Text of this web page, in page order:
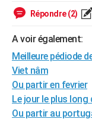
Destinations
City break
Voyage nature
Voyage de noces
Forum
Climat
PHOTO
GUIDES D'ACHAT
BONS PLANS
CARTE DE VOEUX
Carte de Noël
Carte Bonne année
Carte Saint-Valentin
Carte Pâques
Carte d'anniversaire
DICTIONNAIRE
Répondre (2)
A voir également:
Meilleure pédiode
Viet nâm
Ou partir en fevrier
Le jour le plus long
Ou partir au